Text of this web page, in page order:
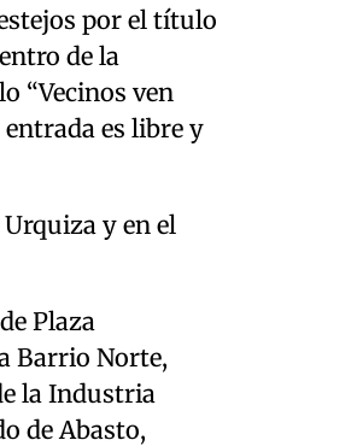
por el título
de la
“Vecinos ven
es libre y
y en el
Plaza
Barrio Norte,
la Industria
de Abasto,